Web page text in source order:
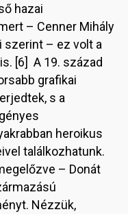
hazai
– Cenner Mihály
– ez volt a
[6] A 19. század
grafikai
s a
heroikus
találkozhatunk.
– Donát
Nézzük,